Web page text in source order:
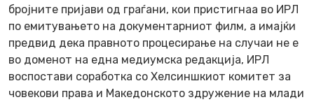
бројните пријави од граѓани, кои пристигнаа во ИРЛ
по емитувањето на документарниот филм, а имајќи
предвид дека правното процесирање на случаи не е
во доменот на една медиумска редакција, ИРЛ
воспостави соработка со Хелсиншкиот комитет за
човекови права и Македонското здружение на млади